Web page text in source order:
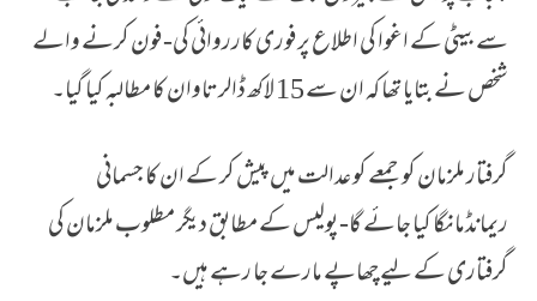
سے بیٹی کے اغوا کی اطلاع پر فوری کارروائی کی- فون کرنے والے
شخص نے بتایا تھا کہ ان سے 15 لاکھ ڈالر تاوان کا مطالبہ کیا گیا۔
گرفتار ملزمان کو جمعے کو عدالت میں پیش کر کے ان کا جسمانی
ریمانڈمانگا کیا جائے گا- پولیس کے مطابق دیگر مطلوب ملزمان کی
گرفتاری کے لیے چھاپے مارے جا رہے ہیں۔